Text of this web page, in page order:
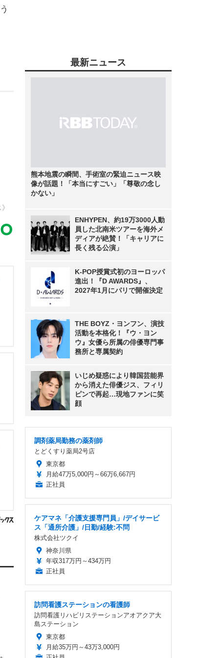
最新ニュース
熊本地震の瞬間、手術室の緊迫ニュース映
像が話題！「本当にすごい」「尊敬の念し
かない」
ENHYPEN、約19万3000人動
員した北南米ツアーを海外メ
ディアが絶賛！「キャリアに
長く残る公演」
K-POP授賞式初のヨーロッパ
進出！『D AWARDS』、
2027年1月にパリで開催決定
THE BOYZ・ヨンフン、演技
活動を本格化！『ウ・ヨン
ウ』女優ら所属の俳優専門事
務所と専属契約
いじめ疑惑により韓国芸能界
から消えた俳優ジス、フィリ
ピンで再起…現地ファンに笑
顔
調剤薬局勤務の薬剤師
とどくすり薬局2号店
東京都
月給47万5,000円～66万6,667円
正社員
ケアマネ「介護支援専門員」/デイサービ
ス「通所介護」/日勤/経験:不問
株式会社ツクイ
神奈川県
年収317万円～434万円
正社員
訪問看護ステーションの看護師
訪問看護リハビリステーションアオアクア大
島ステーション
東京都
月給35万円～43万3,000円